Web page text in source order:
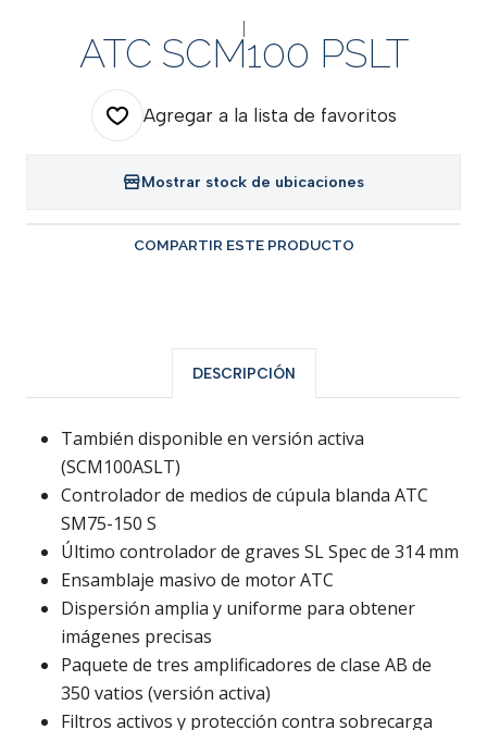
|
ATC SCM100 PSLT
Agregar a la lista de favoritos
Mostrar stock de ubicaciones
COMPARTIR ESTE PRODUCTO
DESCRIPCIÓN
También disponible en versión activa
(SCM100ASLT)
Controlador de medios de cúpula blanda ATC
SM75-150 S
Último controlador de graves SL Spec de 314 mm
Ensamblaje masivo de motor ATC
Dispersión amplia y uniforme para obtener
imágenes precisas
Paquete de tres amplificadores de clase AB de
350 vatios (versión activa)
Filtros activos y protección contra sobrecarga